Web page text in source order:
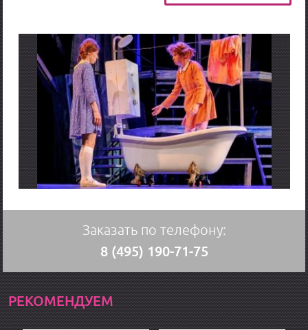
Заказать по телефону:
8 (495) 190-71-75
РЕКОМЕНДУЕМ